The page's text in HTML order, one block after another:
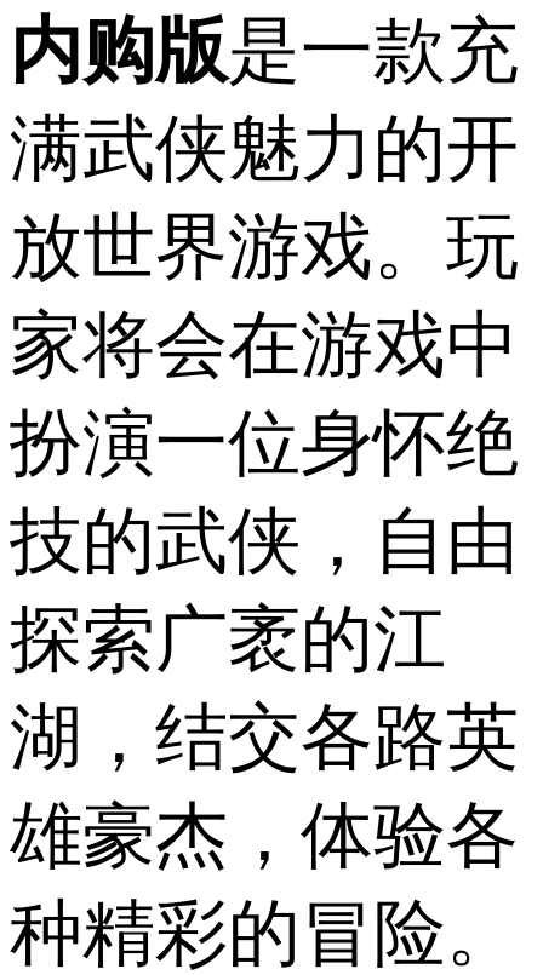
内购版是一款充
满武侠魅力的开
放世界游戏。玩
家将会在游戏中
扮演一位身怀绝
技的武侠，自由
探索广袤的江
湖，结交各路英
雄豪杰，体验各
种精彩的冒险。